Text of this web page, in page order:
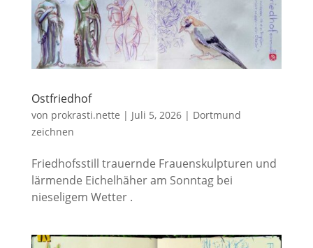
Ostfriedhof
von prokrasti.nette | Juli 5, 2026| Dortmund
zeichnen
Friedhofsstill trauernde Frauenskulpturen und
lärmende Eichelhäher am Sonntag bei
nieseligem Wetter .